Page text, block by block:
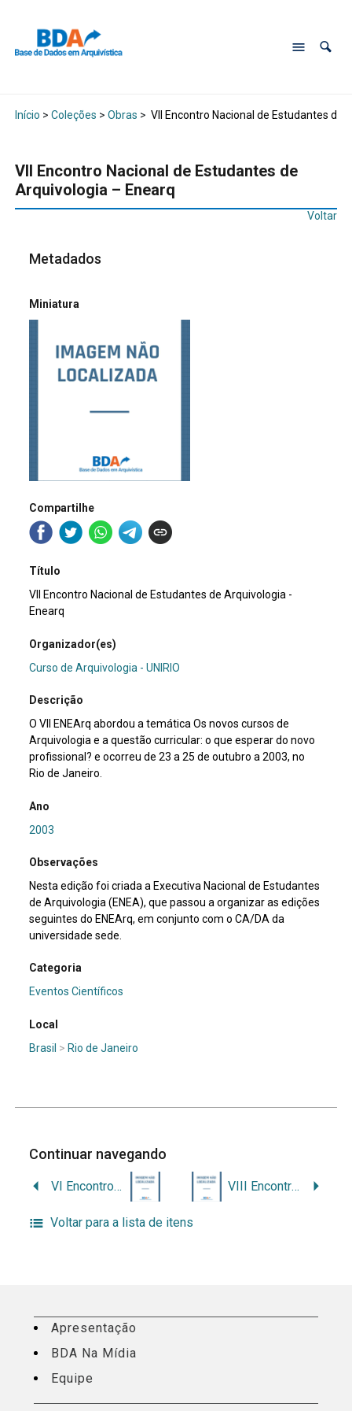
Início > Coleções > Obras > VII Encontro Nacional de Estudantes de
VII Encontro Nacional de Estudantes de
Arquivologia – Enearq
Voltar
Metadados
Miniatura
Compartilhe
Título
VII Encontro Nacional de Estudantes de Arquivologia -
Enearq
Organizador(es)
Curso de Arquivologia - UNIRIO
Descrição
O VII ENEArq abordou a temática Os novos cursos de
Arquivologia e a questão curricular: o que esperar do novo
profissional? e ocorreu de 23 a 25 de outubro a 2003, no
Rio de Janeiro.
Ano
2003
Observações
Nesta edição foi criada a Executiva Nacional de Estudantes
de Arquivologia (ENEA), que passou a organizar as edições
seguintes do ENEArq, em conjunto com o CA/DA da
universidade sede.
Categoria
Eventos Científicos
Local
Brasil > Rio de Janeiro
Continuar navegando
VI Encontro Nacional de Estudantes de Arquivologia – Enearq VIII Encontro Nacional de Estudantes de Arquivologia – Enearq
Voltar para a lista de itens
Apresentação
BDA Na Mídia
Equipe